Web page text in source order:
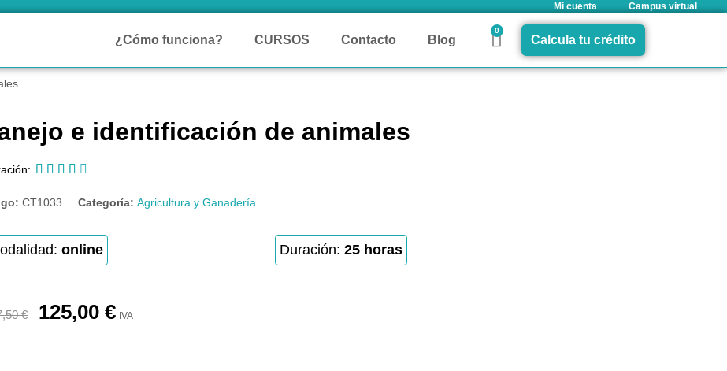
Mi cuenta Campus virtual
¿Cómo funciona? CURSOS Contacto Blog
0
Calcula tu crédito
e identificación de animales
    
CT1033 Categoría: Agricultura y Ganadería
online Duración: 25 horas
€ 125,00 € IVA